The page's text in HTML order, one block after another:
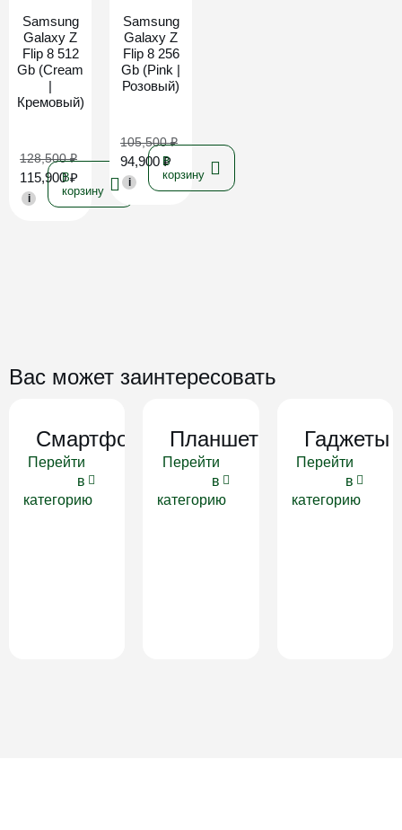
Samsung
Galaxy Z
Flip 8 512
Gb (Cream
|
Кремовый)
128,500₽
115,900₽
i
В
корзину
Samsung
Galaxy Z
Flip 8 256
Gb (Pink |
Розовый)
105,500₽
94,900 ₽
i
В
корзину
Вас может заинтересовать
Смартфоны
Перейти
в
категорию
Планшеты
Перейти
в
категорию
Гаджеты
Перейти
в
категорию